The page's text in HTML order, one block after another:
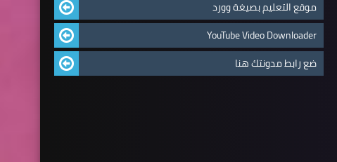
موقع التعليم بصيغة وورد
YouTube Video Downloader
ضع رابط مدونتك هنا